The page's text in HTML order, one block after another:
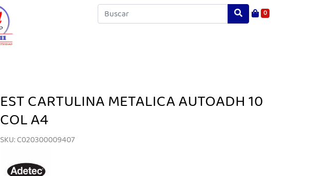
0
EST CARTULINA METALICA AUTOADH 10
COL A4
SKU: C020300009407